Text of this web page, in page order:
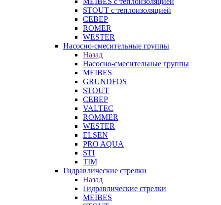
STOUT с теплоизоляцией
СЕВЕР
ROMER
WESTER
Насосно-смесительные группы
Назад
Насосно-смесительные группы
MEIBES
GRUNDFOS
STOUT
СЕВЕР
VALTEC
ROMMER
WESTER
ELSEN
PRO AQUA
STI
TIM
Гидравлические стрелки
Назад
Гидравлические стрелки
MEIBES